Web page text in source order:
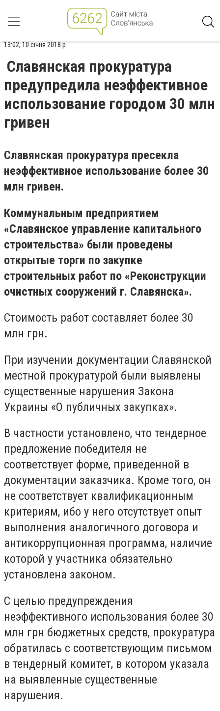
13:02, 10 січня 2018 р.
Славянская прокуратура
предупредила неэффективное
использование городом 30 млн
гривен
Славянская прокуратура пресекла
неэффективное использование более 30
млн гривен.
Коммунальным предприятием
«Славянское управление капитального
строительства» были проведены
открытые торги по закупке
строительных работ по «Реконструкции
очистных сооружений г. Славянска».
Стоимость работ составляет более 30
млн грн.
При изучении документации Славянской
местной прокуратурой были выявлены
существенные нарушения Закона
Украины «О публичных закупках».
В частности установлено, что тендерное
предложение победителя не
соответствует форме, приведенной в
документации заказчика. Кроме того, он
не соответствует квалификационным
критериям, ибо у него отсутствует опыт
выполнения аналогичного договора и
антикоррупционная программа, наличие
которой у участника обязательно
установлена ​​законом.
С целью предупреждения
неэффективного использования более 30
млн грн бюджетных средств, прокуратура
обратилась с соответствующим письмом
в тендерный комитет, в котором указала
на выявленные существенные
нарушения.